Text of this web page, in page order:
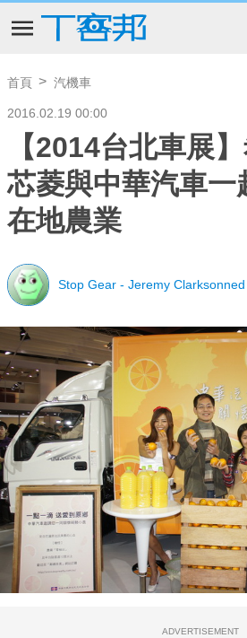
首頁 汽機車
2016.02.19 00:00
【2014台北車展
芯菱與中華汽車一
在地農業
Stop Gear - Jeremy Clarksonned
ADVERTISEMENT